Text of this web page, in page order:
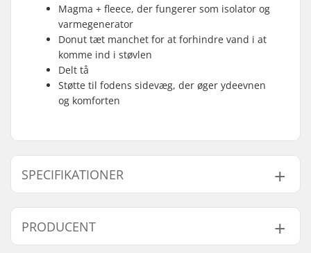
Magma + fleece, der fungerer som isolator og
varmegenerator
Donut tæt manchet for at forhindre vand i at
komme ind i støvlen
Delt tå
Støtte til fodens sidevæg, der øger ydeevnen
og komforten
SPECIFIKATIONER
Tykkelse:
5mm
Aktivitet:
Vandtemperatur:
10-14 °C, 14-18 °C
PRODUCENT